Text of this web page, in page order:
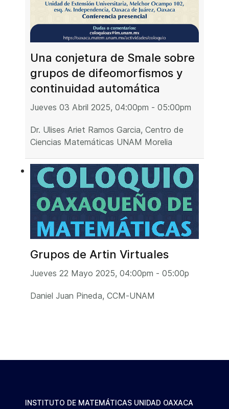
Una conjetura de Smale sobre
grupos de difeomorfismos y
continuidad automática
Jueves 03 Abril 2025, 04:00pm - 05:00pm
Dr. Ulises Ariet Ramos Garcia, Centro de
Ciencias Matemáticas UNAM Morelia
Grupos de Artin Virtuales
Jueves 22 Mayo 2025, 04:00pm - 05:00p
Daniel Juan Pineda, CCM-UNAM
INSTITUTO DE MATEMÁTICAS UNIDAD OAXACA